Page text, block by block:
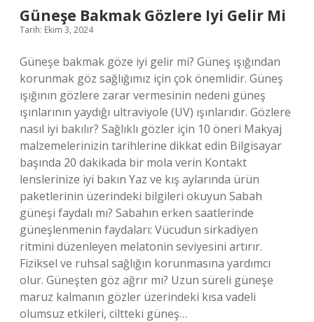
Güneşe Bakmak Gözlere Iyi Gelir Mi
Tarih: Ekim 3, 2024
Güneşe bakmak göze iyi gelir mi? Güneş ışığından
korunmak göz sağlığımız için çok önemlidir. Güneş
ışığının gözlere zarar vermesinin nedeni güneş
ışınlarının yaydığı ultraviyole (UV) ışınlarıdır. Gözlere
nasıl iyi bakılır? Sağlıklı gözler için 10 öneri Makyaj
malzemelerinizin tarihlerine dikkat edin Bilgisayar
başında 20 dakikada bir mola verin Kontakt
lenslerinize iyi bakın Yaz ve kış aylarında ürün
paketlerinin üzerindeki bilgileri okuyun Sabah
güneşi faydalı mı? Sabahın erken saatlerinde
güneşlenmenin faydaları: Vücudun sirkadiyen
ritmini düzenleyen melatonin seviyesini artırır.
Fiziksel ve ruhsal sağlığın korunmasına yardımcı
olur. Güneşten göz ağrır mı? Uzun süreli güneşe
maruz kalmanın gözler üzerindeki kısa vadeli
olumsuz etkileri, ciltteki güneş…